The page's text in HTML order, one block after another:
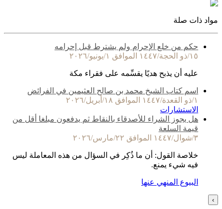
مواد ذات صلة
حكم من خلع الإحرام ولم يشترط قبل إحرامه
١٥/ذو الحجة/١٤٤٧ الموافق ١/يونيو/٢٠٢٦
عليه أن يذبح هديًا يقسِّمه على فقراء مكة
اسم كتاب الشيخ محمد بن صالح العثيمين في الفرائض
١/ذو القعدة/١٤٤٧ الموافق ١٨/أبريل/٢٠٢٦
الاستشارات
هل يجوز الشراء للأصدقاء بالنقاط ثم يدفعون مبلغا أقل من
قيمة السلعة
٣/شوال/١٤٤٧ الموافق ٢٢/مارس/٢٠٢٦
خلاصة القول: أن ما ذُكِر في السؤال من هذه المعاملة ليس
فيه شيء يمنع.
البيوع المنهي عنها
›